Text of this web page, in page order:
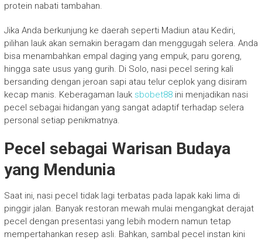
protein nabati tambahan.
Jika Anda berkunjung ke daerah seperti Madiun atau Kediri,
pilihan lauk akan semakin beragam dan menggugah selera. Anda
bisa menambahkan empal daging yang empuk, paru goreng,
hingga sate usus yang gurih. Di Solo, nasi pecel sering kali
bersanding dengan jeroan sapi atau telur ceplok yang disiram
kecap manis. Keberagaman lauk sbobet88ini menjadikan nasi
pecel sebagai hidangan yang sangat adaptif terhadap selera
personal setiap penikmatnya.
Pecel sebagai Warisan Budaya
yang Mendunia
Saat ini, nasi pecel tidak lagi terbatas pada lapak kaki lima di
pinggir jalan. Banyak restoran mewah mulai mengangkat derajat
pecel dengan presentasi yang lebih modern namun tetap
mempertahankan resep asli. Bahkan, sambal pecel instan kini